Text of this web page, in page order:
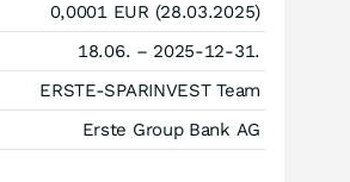
0,0001 EUR (28.03.2025)
18.06. – 2025-12-31.
ERSTE-SPARINVEST Team
Erste Group Bank AG